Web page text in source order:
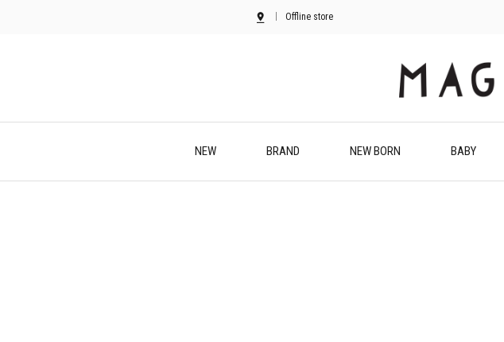
Offline store
NEW BRAND NEW BORN BABY